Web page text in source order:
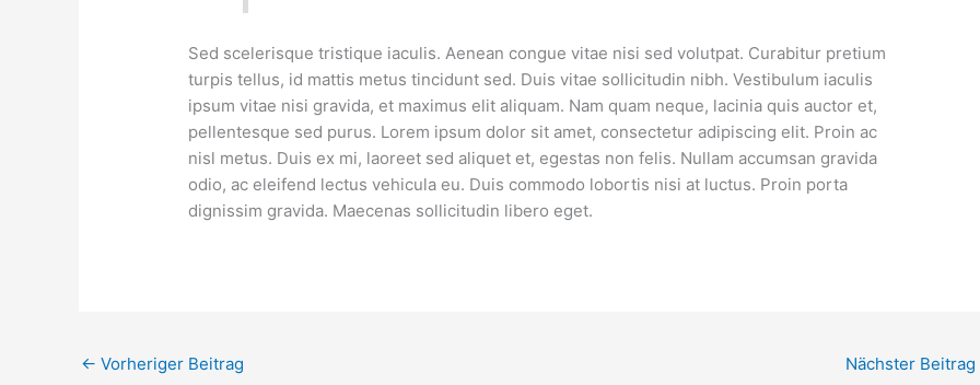
Sed scelerisque tristique iaculis. Aenean congue vitae nisi sed volutpat. Curabitur pretium
turpis tellus, id mattis metus tincidunt sed. Duis vitae sollicitudin nibh. Vestibulum iaculis
ipsum vitae nisi gravida, et maximus elit aliquam. Nam quam neque, lacinia quis auctor et,
pellentesque sed purus. Lorem ipsum dolor sit amet, consectetur adipiscing elit. Proin ac
nisl metus. Duis ex mi, laoreet sed aliquet et, egestas non felis. Nullam accumsan gravida
odio, ac eleifend lectus vehicula eu. Duis commodo lobortis nisi at luctus. Proin porta
dignissim gravida. Maecenas sollicitudin libero eget.
← Vorheriger Beitrag Nächster Beitrag